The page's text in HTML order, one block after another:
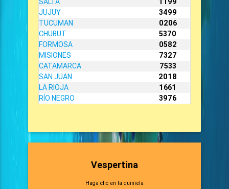
JUJUY
3499
TUCUMAN
0206
CHUBUT
5370
FORMOSA
0582
MISIONES
7327
CATAMARCA
7533
SAN JUAN
2018
LA RIOJA
1661
RÍO NEGRO
3976
Vespertina
Haga clic en la quiniela